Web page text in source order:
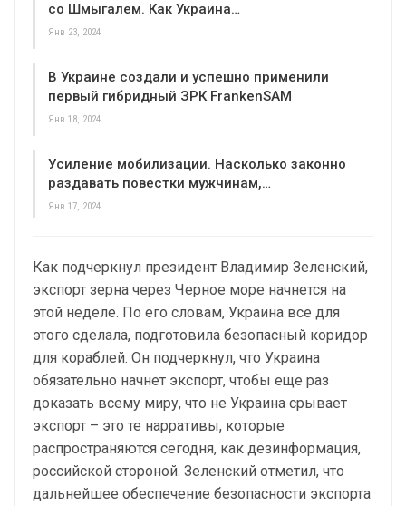
со Шмыгалем. Как Украина…
Янв 23, 2024
В Украине создали и успешно применили
первый гибридный ЗРК FrankenSAM
Янв 18, 2024
Усиление мобилизации. Насколько законно
раздавать повестки мужчинам,…
Янв 17, 2024
Как подчеркнул президент Владимир Зеленский,
экспорт зерна через Черное море начнется на
этой неделе. По его словам, Украина все для
этого сделала, подготовила безопасный коридор
для кораблей. Он подчеркнул, что Украина
обязательно начнет экспорт, чтобы еще раз
доказать всему миру, что не Украина срывает
экспорт – это те нарративы, которые
распространяются сегодня, как дезинформация,
российской стороной. Зеленский отметил, что
дальнейшее обеспечение безопасности экспорта